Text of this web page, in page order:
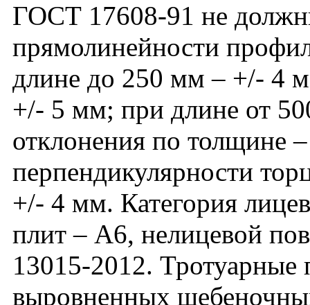
ГОСТ 17608-91 не
прямолинейности
длине до 250 мм – +/- 4
+/- 5 мм; при длине от
отклонения по толщине
перпендикулярности
+/- 4 мм. Категория
плит – А6, нелицевой
13015-2012.
выровненных